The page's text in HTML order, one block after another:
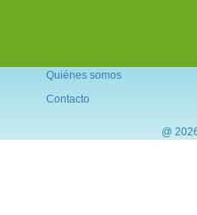
Quiénes somos
Contacto
@